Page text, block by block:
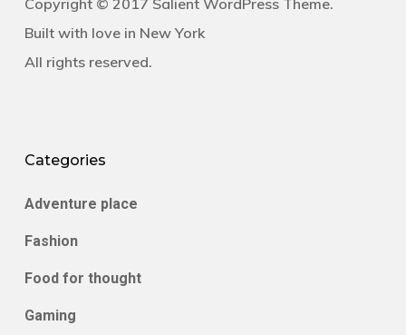
Copyright © 2017 Salient WordPress Theme.
Built with love in New York
All rights reserved.
Categories
Adventure place
Fashion
Food for thought
Gaming